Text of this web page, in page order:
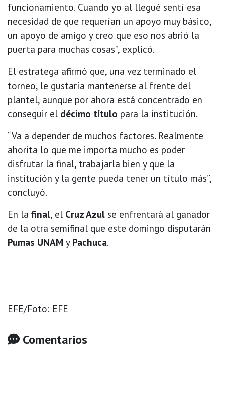
funcionamiento. Cuando yo al llegué sentí esa
necesidad de que requerían un apoyo muy básico,
un apoyo de amigo y creo que eso nos abrió la
puerta para muchas cosas”, explicó.
El estratega afirmó que, una vez terminado el
torneo, le gustaría mantenerse al frente del
plantel, aunque por ahora está concentrado en
conseguir el décimo título para la institución.
“Va a depender de muchos factores. Realmente
ahorita lo que me importa mucho es poder
disfrutar la final, trabajarla bien y que la
institución y la gente pueda tener un título más”,
concluyó.
En la final, el Cruz Azul se enfrentará al ganador
de la otra semifinal que este domingo disputarán
Pumas UNAM y Pachuca.
EFE/Foto: EFE
Comentarios